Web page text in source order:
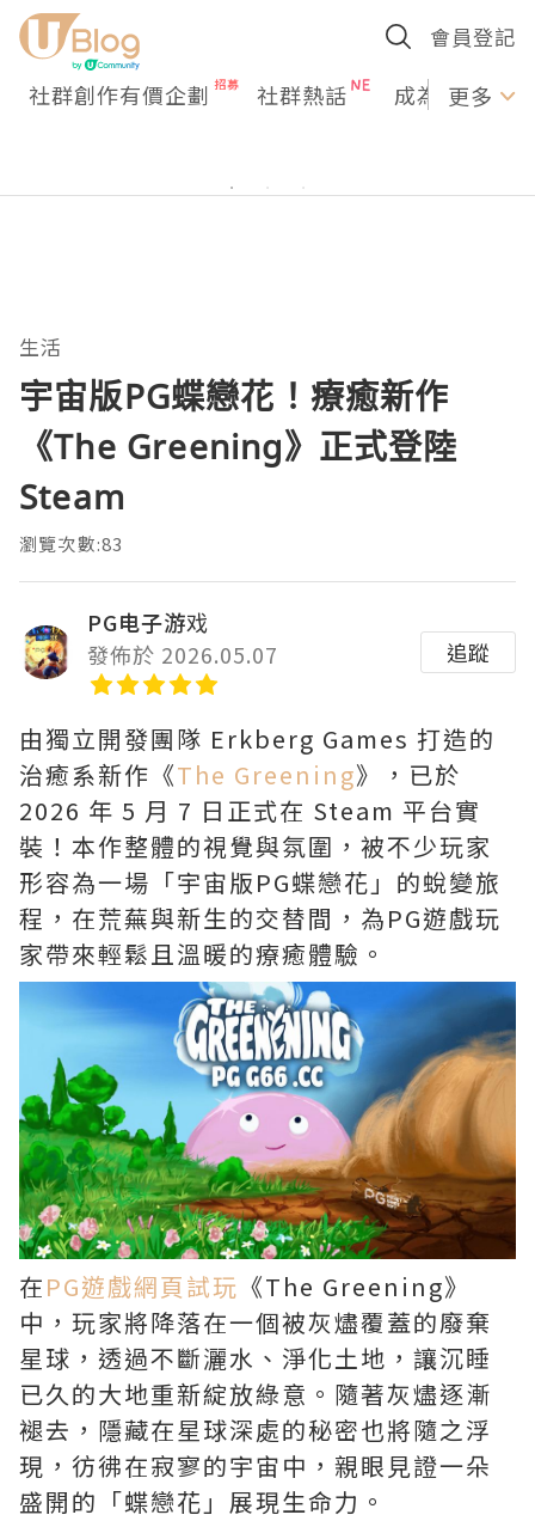
會員登記
社群創作有價企劃 社群熱話 成為U更多
生活
宇宙版PG蝶戀花！療癒新作
《The Greening》正式登陸
Steam
瀏覽次數:83
PG电子游戏
發佈於 2026.05.07
追蹤
由獨立開發團隊 Erkberg Games 打造的
治癒系新作《The Greening》，已於
2026 年 5 月 7 日正式在 Steam 平台實
裝！本作整體的視覺與氛圍，被不少玩家
形容為一場「宇宙版PG蝶戀花」的蛻變旅
程，在荒蕪與新生的交替間，為PG遊戲玩
家帶來輕鬆且溫暖的療癒體驗。
在PG遊戲網頁試玩 《The Greening》
中，玩家將降落在一個被灰燼覆蓋的廢棄
星球，透過不斷灑水、淨化土地，讓沉睡
已久的大地重新綻放綠意。隨著灰燼逐漸
褪去，隱藏在星球深處的秘密也將隨之浮
現，彷彿在寂寥的宇宙中，親眼見證一朵
盛開的「蝶戀花」展現生命力。